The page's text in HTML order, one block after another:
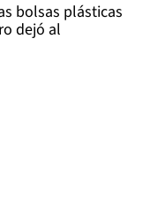
bolsas plásticas
dejó al